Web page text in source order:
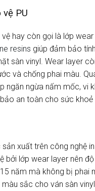
vệ PU
hay còn gọi là lớp
resins giúp đảm bảo
sàn vinyl. Wear layer
và chống phai màu.
ngăn ngừa nấm mốc, vi
an toàn cho sức khoẻ
xuất trên công nghệ
bởi lớp wear layer nên
năm mà không bị phai
sắc cho ván sàn